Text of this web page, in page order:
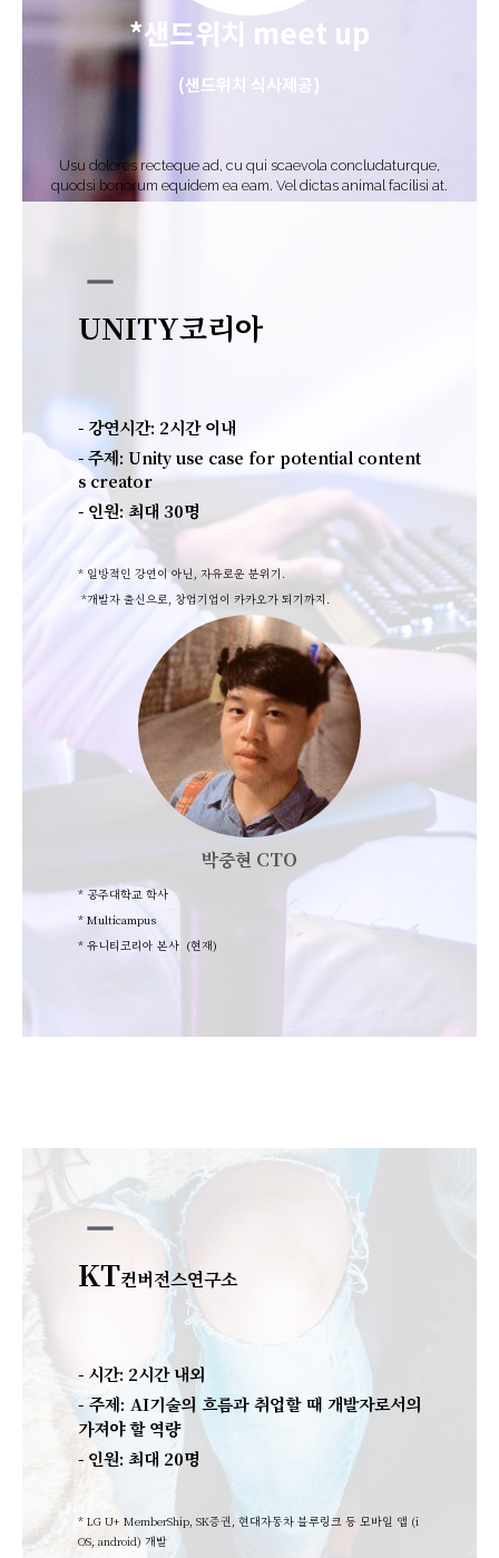
*샌드위치 meet up
(샌드위치 식사제공)
Usu dolores recteque ad, cu qui scaevola concludaturque,
quodsi bonorum equidem ea eam. Vel dictas animal facilisi at.
remove
UNITY코리아
- 강연시간: 2시간 이내
- 주제: Unity use case for potential content
s creator
- 인원: 최대 30명
* 일방적인 강연이 아닌, 자유로운 분위기.
*개발자 출신으로, 창업기업이 카카오가 되기까지.
박중현 CTO
* 공주대학교 학사
* Multicampus
* 유니티코리아 본사 (현재)
remove
KT컨버전스연구소
- 시간: 2시간 내외
- 주제: AI기술의 흐름과 취업할 때 개발자로서의
가져야 할 역량
- 인원: 최대 20명
* LG U+ MemberShip, SK증권, 현대자동차 블루링크 등 모바일 앱 (i
OS, android) 개발